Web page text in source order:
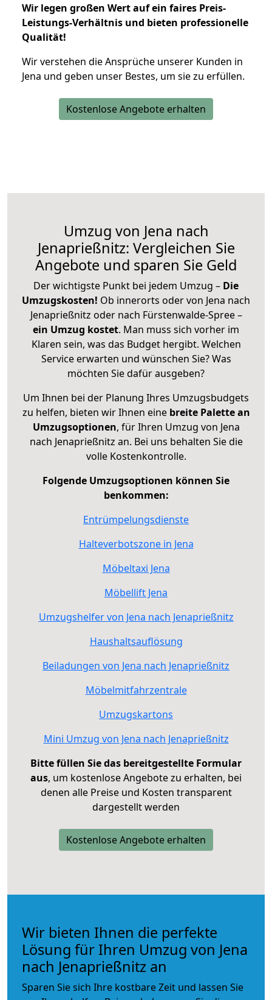
Wir legen großen Wert auf ein faires Preis-
Leistungs-Verhältnis und bieten professionelle
Qualität!
Wir verstehen die Ansprüche unserer Kunden in
Jena und geben unser Bestes, um sie zu erfüllen.
Kostenlose Angebote erhalten
Umzug von Jena nach
Jenaprießnitz: Vergleichen Sie
Angebote und sparen Sie Geld
Der wichtigste Punkt bei jedem Umzug – Die
Umzugskosten! Ob innerorts oder von Jena nach
Jenaprießnitz oder nach Fürstenwalde-Spree –
ein Umzug kostet. Man muss sich vorher im
Klaren sein, was das Budget hergibt. Welchen
Service erwarten und wünschen Sie? Was
möchten Sie dafür ausgeben?
Um Ihnen bei der Planung Ihres Umzugsbudgets
zu helfen, bieten wir Ihnen eine breite Palette an
Umzugsoptionen, für Ihren Umzug von Jena
nach Jenaprießnitz an. Bei uns behalten Sie die
volle Kostenkontrolle.
Folgende Umzugsoptionen können Sie
benkommen:
Entrümpelungsdienste
Halteverbotszone in Jena
Möbeltaxi Jena
Möbellift Jena
Umzugshelfer von Jena nach Jenaprießnitz
Haushaltsauflösung
Beiladungen von Jena nach Jenaprießnitz
Möbelmitfahrzentrale
Umzugskartons
Mini Umzug von Jena nach Jenaprießnitz
Bitte füllen Sie das bereitgestellte Formular
aus, um kostenlose Angebote zu erhalten, bei
denen alle Preise und Kosten transparent
dargestellt werden
Kostenlose Angebote erhalten
Wir bieten Ihnen die perfekte
Lösung für Ihren Umzug von Jena
nach Jenaprießnitz an
Sparen Sie sich Ihre kostbare Zeit und lassen Sie